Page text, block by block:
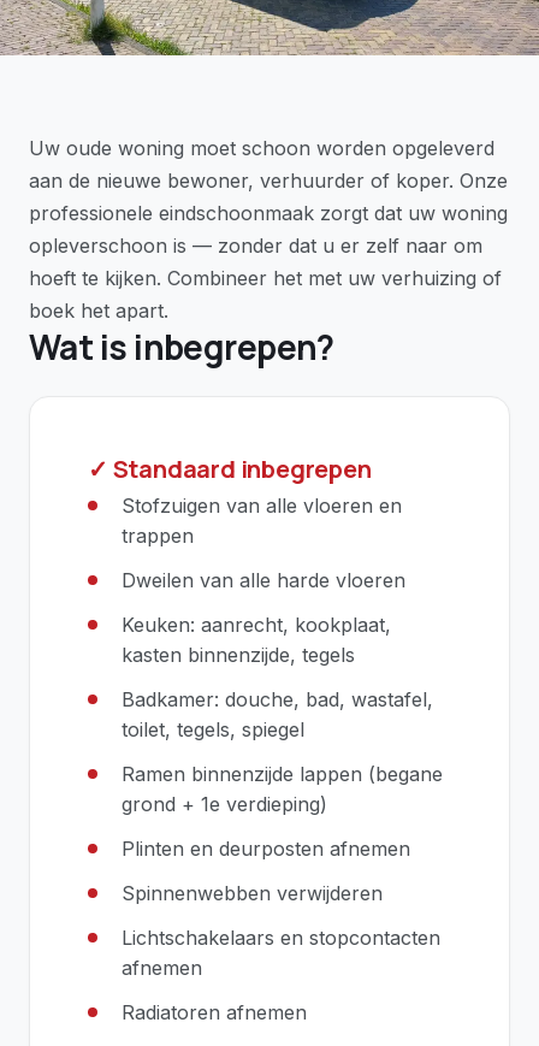
Uw oude woning moet schoon worden opgeleverd
aan de nieuwe bewoner, verhuurder of koper. Onze
professionele eindschoonmaak zorgt dat uw woning
opleverschoon is — zonder dat u er zelf naar om
hoeft te kijken. Combineer het met uw verhuizing of
boek het apart.
Wat is inbegrepen?
✓ Standaard inbegrepen
Stofzuigen van alle vloeren en
trappen
Dweilen van alle harde vloeren
Keuken: aanrecht, kookplaat,
kasten binnenzijde, tegels
Badkamer: douche, bad, wastafel,
toilet, tegels, spiegel
Ramen binnenzijde lappen (begane
grond + 1e verdieping)
Plinten en deurposten afnemen
Spinnenwebben verwijderen
Lichtschakelaars en stopcontacten
afnemen
Radiatoren afnemen